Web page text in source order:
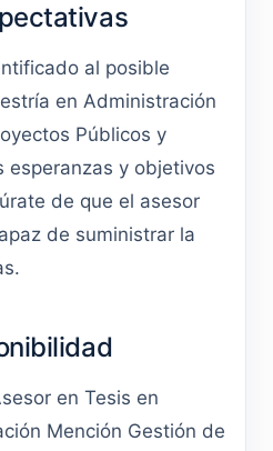
al posible
en Administración
Públicos y
esperanzas y objetivos
de que el asesor
de suministrar la
en Tesis en
Mención Gestión de